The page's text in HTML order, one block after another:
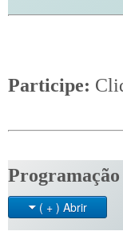
Participe:
Programação
( + ) Abrir